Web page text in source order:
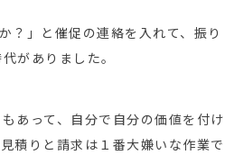
？」と催促の連絡を入れて、振り
がありました。
あって、自分で自分の価値を付け
積りと請求は１番大嫌いな作業で